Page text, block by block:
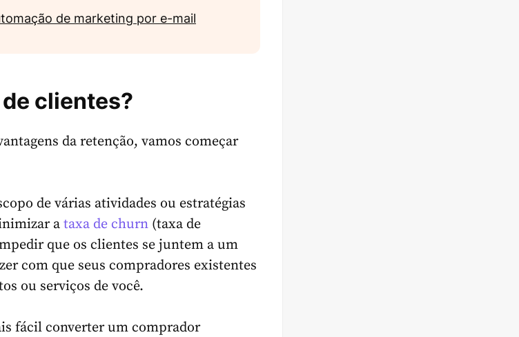
de marketing por e-mail
clientes?
da retenção, vamos começar
de várias atividades ou estratégias
a taxa de churn (taxa de
que os clientes se juntem a um
com que seus compradores existentes
ou serviços de você.
fácil converter um comprador